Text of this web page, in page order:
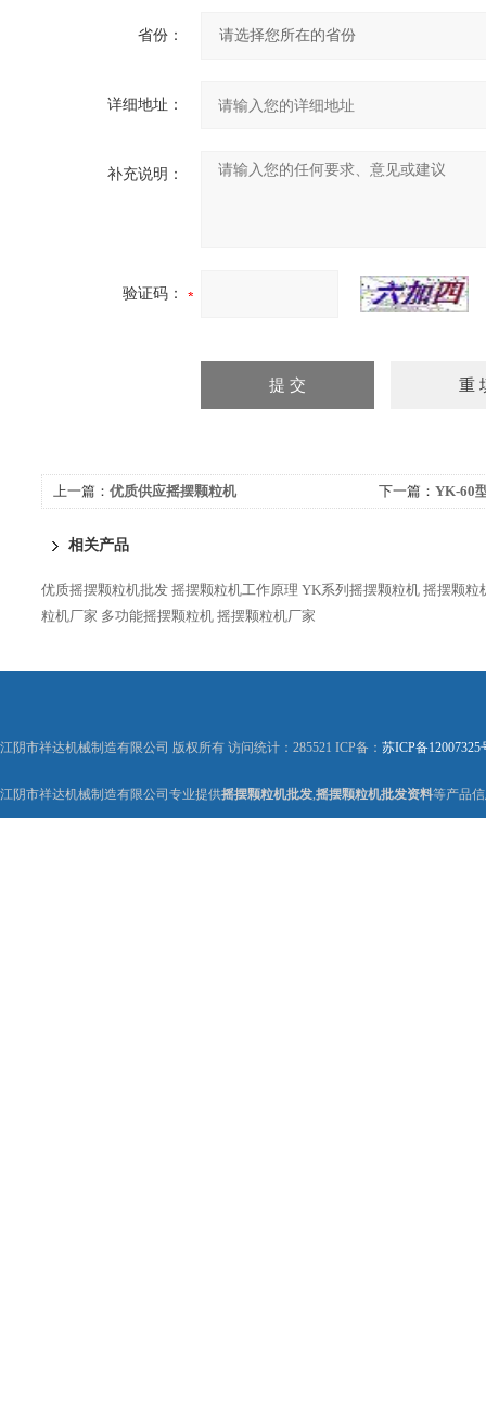
省份：
详细地址：
补充说明：
验证码：
上一篇： 优质供应摇摆颗粒机 下一篇： YK-60
相关产品
优质摇摆颗粒机批发 摇摆颗粒机工作原理 YK系列摇摆颗粒机 摇摆颗粒
粒机厂家 多功能摇摆颗粒机 摇摆颗粒机厂家
江阴市祥达机械制造有限公司 版权所有 访问统计：285521 ICP备： 苏ICP备12007325
江阴市祥达机械制造有限公司专业提供摇摆颗粒机批发,摇摆颗粒机批发资料等产品